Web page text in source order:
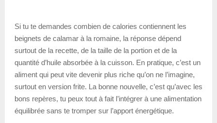
Si tu te demandes combien de calories contiennent les
beignets de calamar à la romaine, la réponse dépend
surtout de la recette, de la taille de la portion et de la
quantité d’huile absorbée à la cuisson. En pratique, c’est un
aliment qui peut vite devenir plus riche qu’on ne l’imagine,
surtout en version frite. La bonne nouvelle, c’est qu’avec les
bons repères, tu peux tout à fait l’intégrer à une alimentation
équilibrée sans te tromper sur l’apport énergétique.